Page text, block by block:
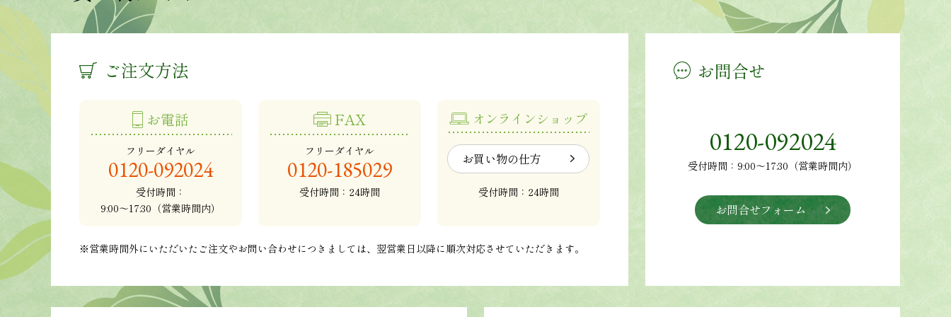
ご注文方法
お電話
フリーダイヤル
0120-092024
受付時間：
9:00～17:30（営業時間内）
FAX
フリーダイヤル
0120-185029
受付時間：24時間
オンラインショップ
お買い物の仕方
受付時間：24時間
※営業時間外にいただいたご注文やお問い合わせにつきましては、翌営業日以降に順次対応させていただきます。
お問合せ
0120-092024
受付時間：9:00～17:30（営業時間内）
お問合せフォーム